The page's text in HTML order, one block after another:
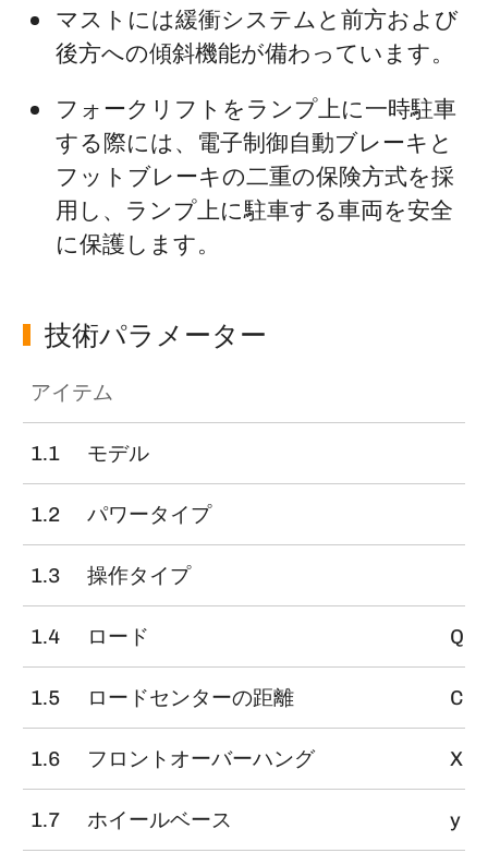
マストには緩衝システムと前方および
後方への傾斜機能が備わっています。
フォークリフトをランプ上に一時駐車
する際には、電子制御自動ブレーキと
フットブレーキの二重の保険方式を採
用し、ランプ上に駐車する車両を安全
に保護します。
技術パラメーター
アイテム
1.1 モデル
1.2 パワータイプ
1.3 操作タイプ
1.4 ロード Q
1.5 ロードセンターの距離 C
1.6 フロントオーバーハング X
1.7 ホイールベース y